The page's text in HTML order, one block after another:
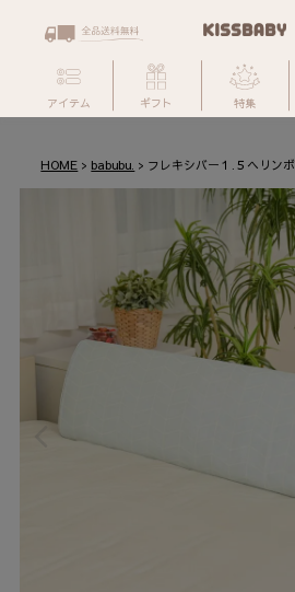
アイテム ギフト 特集
HOME babubu. フレキシバー１.５ヘリン